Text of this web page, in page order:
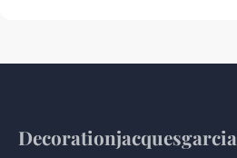
Decorationjacquesgarcia